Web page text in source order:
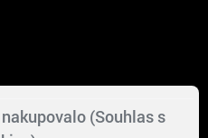
(Souhlas s